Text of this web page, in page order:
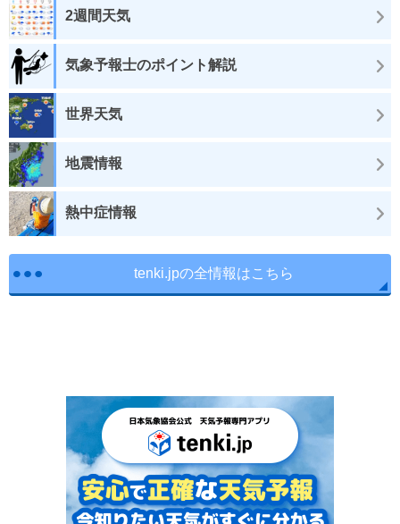
2週間天気
気象予報士のポイント解説
世界天気
地震情報
熱中症情報
tenki.jpの全情報はこちら